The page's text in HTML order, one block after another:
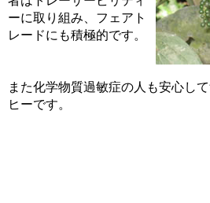
ーに取り組み、フェアト
レードにも積極的です。
また化学物質過敏症の人も安心し
ヒーです。